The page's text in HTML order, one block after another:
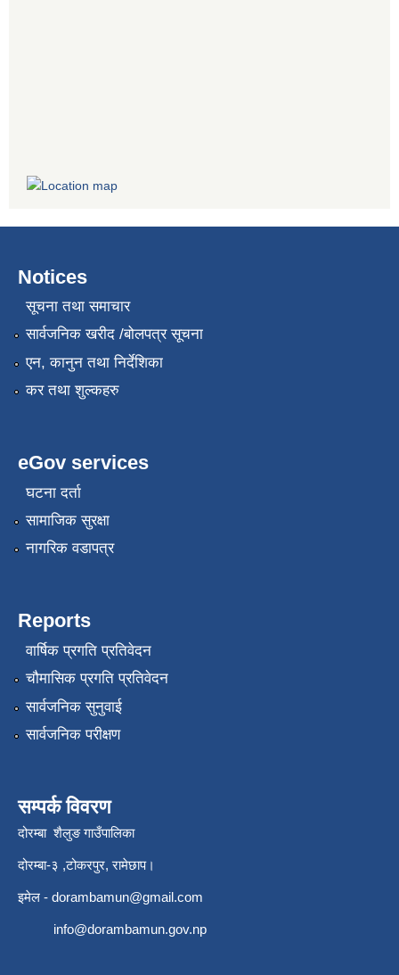
Notices
सूचना तथा समाचार
सार्वजनिक खरीद /बोलपत्र सूचना
एन, कानुन तथा निर्देशिका
कर तथा शुल्कहरु
eGov services
घटना दर्ता
सामाजिक सुरक्षा
नागरिक वडापत्र
Reports
वार्षिक प्रगति प्रतिवेदन
चौमासिक प्रगति प्रतिवेदन
सार्वजनिक सुनुवाई
सार्वजनिक परीक्षण
सम्पर्क विवरण
दोरम्बा शैलुङ गाउँपालिका
दोरम्बा-३ ,टोकरपुर, रामेछाप।
इमेल - dorambamun@gmail.com
info@dorambamun.gov.np